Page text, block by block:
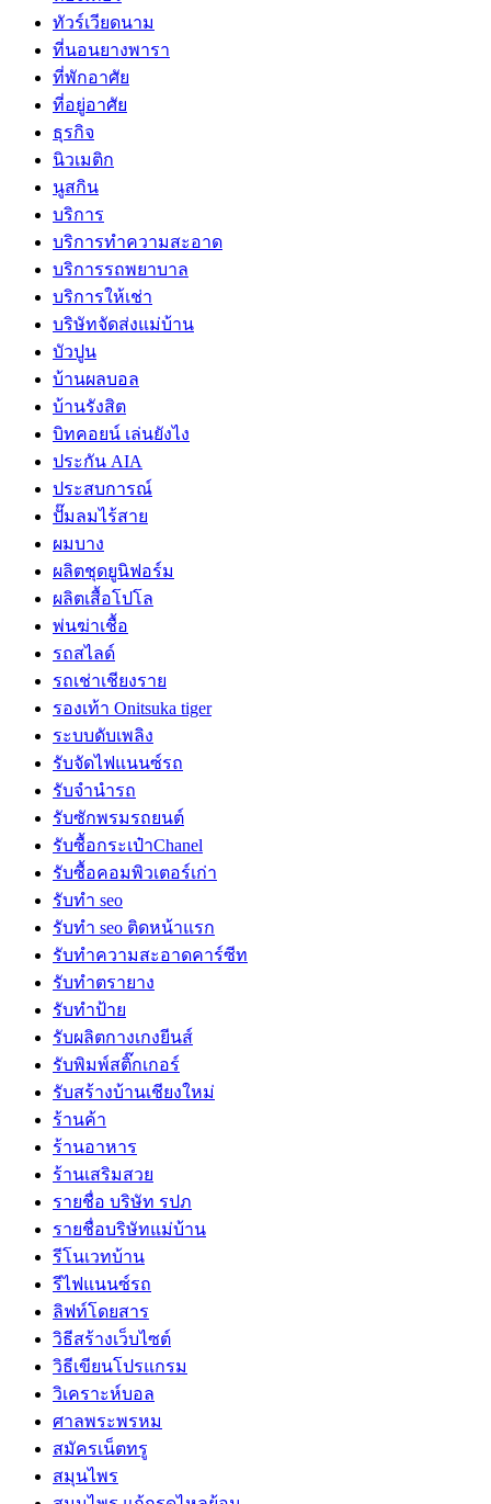
ทัวร์เวียดนาม
ที่นอนยางพารา
ที่พักอาศัย
ที่อยู่อาศัย
ธุรกิจ
นิวเมติก
นูสกิน
บริการ
บริการทำความสะอาด
บริการรถพยาบาล
บริการให้เช่า
บริษัทจัดส่งแม่บ้าน
บัวปูน
บ้านผลบอล
บ้านรังสิต
บิทคอยน์ เล่นยังไง
ประกัน AIA
ประสบการณ์
ปั๊มลมไร้สาย
ผมบาง
ผลิตชุดยูนิฟอร์ม
ผลิตเสื้อโปโล
พ่นฆ่าเชื้อ
รถสไลด์
รถเช่าเชียงราย
รองเท้า Onitsuka tiger
ระบบดับเพลิง
รับจัดไฟแนนซ์รถ
รับจำนำรถ
รับซักพรมรถยนต์
รับซื้อกระเป๋าChanel
รับซื้อคอมพิวเตอร์เก่า
รับทำ seo
รับทำ seo ติดหน้าแรก
รับทำความสะอาดคาร์ซีท
รับทำตรายาง
รับทำป้าย
รับผลิตกางเกงยีนส์
รับพิมพ์สติ๊กเกอร์
รับสร้างบ้านเชียงใหม่
ร้านค้า
ร้านอาหาร
ร้านเสริมสวย
รายชื่อ บริษัท รปภ
รายชื่อบริษัทแม่บ้าน
รีโนเวทบ้าน
รีไฟแนนซ์รถ
ลิฟท์โดยสาร
วิธีสร้างเว็บไซต์
วิธีเขียนโปรแกรม
วิเคราะห์บอล
ศาลพระพรหม
สมัครเน็ตทรู
สมุนไพร